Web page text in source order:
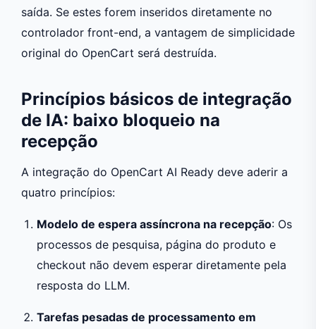
saída. Se estes forem inseridos diretamente no
controlador front-end, a vantagem de simplicidade
original do OpenCart será destruída.
Princípios básicos de integração
de IA: baixo bloqueio na
recepção
A integração do OpenCart AI Ready deve aderir a
quatro princípios:
Modelo de espera assíncrona na recepção: Os
processos de pesquisa, página do produto e
checkout não devem esperar diretamente pela
resposta do LLM.
Tarefas pesadas de processamento em